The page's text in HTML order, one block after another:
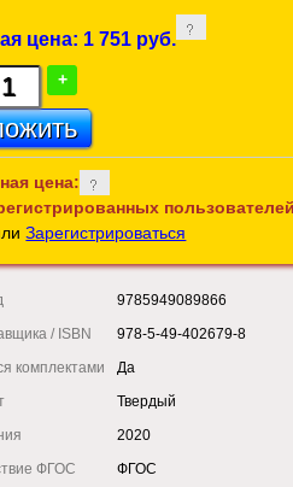
цена: 1 751 руб.
+
цена:
пользователей
Зарегистрироваться
9785949089866
/ ISBN
978-5-49-402679-8
комплектами
Да
Твердый
2020
ФГОС
ФГОС